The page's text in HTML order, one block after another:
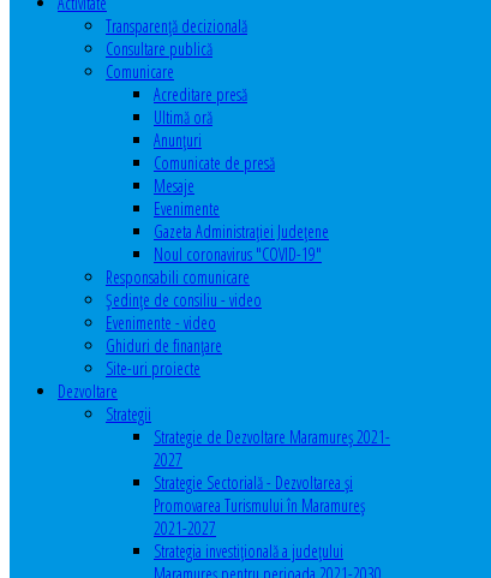
Transparenţă decizională
Consultare publică
Comunicare
Acreditare presă
Ultimă oră
Anunţuri
Comunicate de presă
Mesaje
Evenimente
Gazeta Administraţiei Judeţene
Noul coronavirus "COVID-19"
Responsabili comunicare
Şedinţe de consiliu - video
Evenimente - video
Ghiduri de finanţare
Site-uri proiecte
Dezvoltare
Strategii
Strategie de Dezvoltare Maramureș 2021-
2027
Strategie Sectorială - Dezvoltarea și
Promovarea Turismului în Maramureș
2021-2027
Strategia investiţională a județului